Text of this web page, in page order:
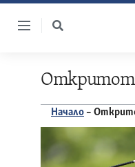
Skip
Откритото
Начало –